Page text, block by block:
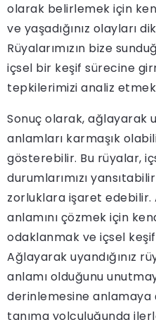
olarak belirlemek için
ve yaşadığınız olayları
Rüyalarımızın bize
içsel bir keşif sürecine
tepkilerimizi analiz
Sonuç olarak, ağlayarak
anlamları karmaşık
gösterebilir. Bu rüyalar,
durumlarımızı
zorluklara işaret edebilir.
anlamını çözmek için
odaklanmak ve içsel
Ağlayarak uyandığınız
anlamı olduğunu
derinlemesine anlamaya
tanıma yolculuğunda